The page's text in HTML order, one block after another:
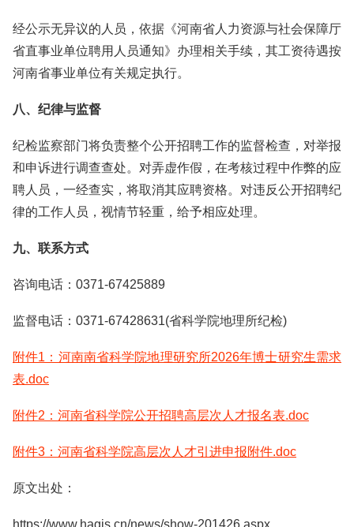
经公示无异议的人员，依据《河南省人力资源与社会保障厅
省直事业单位聘用人员通知》办理相关手续，其工资待遇按
河南省事业单位有关规定执行。
八、纪律与监督
纪检监察部门将负责整个公开招聘工作的监督检查，对举报
和申诉进行调查查处。对弄虚作假，在考核过程中作弊的应
聘人员，一经查实，将取消其应聘资格。对违反公开招聘纪
律的工作人员，视情节轻重，给予相应处理。
九、联系方式
咨询电话：0371-67425889
监督电话：0371-67428631(省科学院地理所纪检)
附件1：河南南省科学院地理研究所2026年博士研究生需求
表.doc
附件2：河南省科学院公开招聘高层次人才报名表.doc
附件3：河南省科学院高层次人才引进申报附件.doc
原文出处：
https://www.hagis.cn/news/show-201426.aspx